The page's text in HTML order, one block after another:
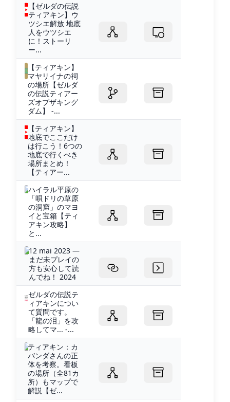
【ゼルダの伝説
ティアキン】ウ
ツシエ解放 地底
人をウツシエ
に！ストーリ
ー...
【ティアキン】
マヤリイナの祠
の場所【ゼルダ
の伝説ティアー
ズオブザキング
ダム】 -...
【ティアキン】
地底でここだけ
は行こう！6つの
地底で行くべき
場所まとめ！
【ティアー...
ハイラル平原の
「唄ドリの草原
の洞窟」のマヨ
イと宝箱【ティ
アキン攻略】
と...
12 mai 2023 —
まだ未プレイの
方も安心して読
んでね！ 2024
ゼルダの伝説テ
ィアキンについ
て質問です。
「龍の泪」を攻
略してマ... -...
ティアキン：カ
バンダさんの正
体を考察。看板
の場所（全81カ
所）もマップで
解説【ゼ...